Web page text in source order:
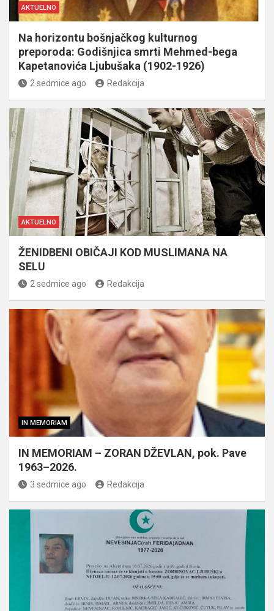
AKTUELNO
Na horizontu bošnjačkog kulturnog
preporoda: Godišnjica smrti Mehmed-bega
Kapetanovića Ljubušaka (1902-1926)
2 sedmice ago Redakcija
AKTUELNO
ŽENIDBENI OBIČAJI KOD MUSLIMANA NA
SELU
2 sedmice ago Redakcija
IN MEMORIAM
IN MEMORIAM – ZORAN DŽEVLAN, pok. Pave
1963–2026.
3 sedmice ago Redakcija